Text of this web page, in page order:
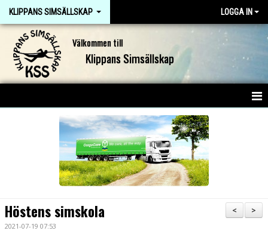
KLIPPANS SIMSÄLLSKAP LOGGA IN
Klippans Simsällskap
Välkommen till
DOKUMENT
>
<
Höstens simskola
2021-07-19 07:53